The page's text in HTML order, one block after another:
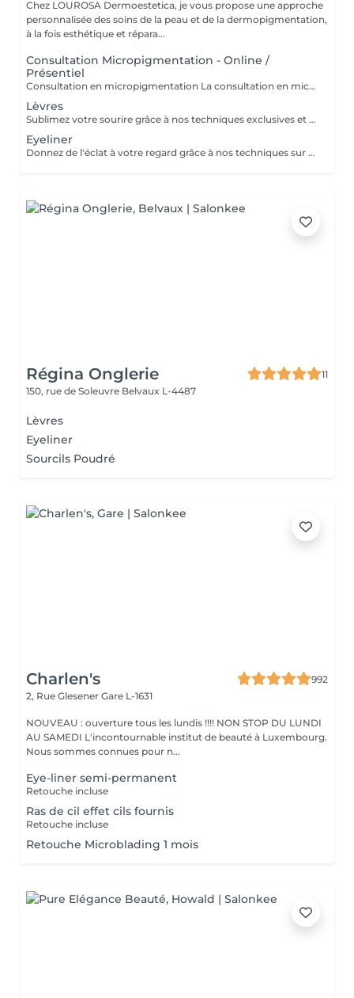
Chez LOUROSA Dermoestetica, je vous propose une approche
personnalisée des soins de la peau et de la dermopigmentation,
à la fois esthétique et répara...
Consultation Micropigmentation - Online /
Présentiel
Consultation en micropigmentation La consultation en micropigmentation est une étape essentielle avant toute prestation en maquillage permanent. Elle permet de comprendre vos besoins, d'analyser votre peau et de définir un protocole entièrement personnalisé en fonction de votre morphologie, de votre carnation, de votre mode de vie et du résultat souhaité. Ce rendez-vous comprend un échange approfondi sur vos attentes, une analyse de la zone à traiter ainsi que des conseils professionnels sur la technique, la forme et les pigments les plus adaptés. C'est également un moment privilégié pour répondre à toutes vos questions et s'assurer de l'absence de contre-indications. Le montant de la consultation est déduit du tarif de la prestation si l'intervention est réalisée dans un délai de 2 mois suivant celle-ci. Cette étape est indispensable afin de garantir un résultat harmonieux, naturel et parfaitement adapté à votre visage et à votre quotidien.
Lèvres
Sublimez votre sourire grâce à nos techniques exclusives et personnalisées
Eyeliner
Donnez de l'éclat à votre regard grâce à nos techniques sur mesure, conçues spécialement pour vous. La retouche est inclus dans le tarif
Régina Onglerie
11
150, rue de Soleuvre Belvaux L-4487
Lèvres
Eyeliner
Sourcils Poudré
Charlen's
992
2, Rue Glesener Gare L-1631
NOUVEAU : ouverture tous les lundis !!!! NON STOP DU LUNDI
AU SAMEDI L'incontournable institut de beauté à Luxembourg.
Nous sommes connues pour n...
Eye-liner semi-permanent
Retouche incluse
Ras de cil effet cils fournis
Retouche incluse
Retouche Microblading 1 mois